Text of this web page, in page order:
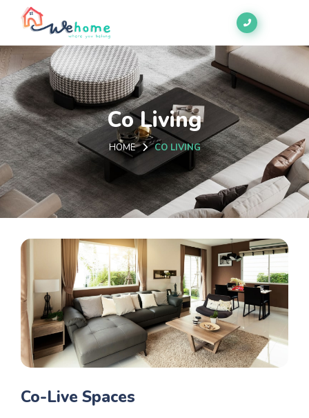
Co Living
HOME CO LIVING
Co-Live Spaces